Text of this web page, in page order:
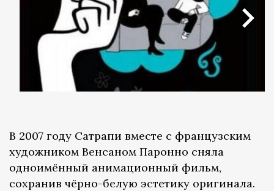
В 2007 году Сатрапи вместе с французским
художником Венсаном Паронно сняла
одноимённый анимационный фильм,
сохранив чёрно-белую эстетику оригинала.